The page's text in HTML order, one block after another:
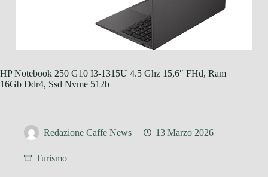
HP Notebook 250 G10 I3-1315U 4.5 Ghz 15,6″ FHd, Ram
16Gb Ddr4, Ssd Nvme 512b
Redazione Caffe News 13 Marzo 2026
Turismo